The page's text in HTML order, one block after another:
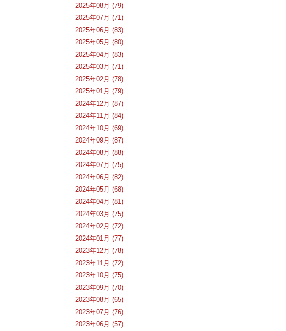
2025年08月 (79)
2025年07月 (71)
2025年06月 (83)
2025年05月 (80)
2025年04月 (83)
2025年03月 (71)
2025年02月 (78)
2025年01月 (79)
2024年12月 (87)
2024年11月 (84)
2024年10月 (69)
2024年09月 (87)
2024年08月 (88)
2024年07月 (75)
2024年06月 (82)
2024年05月 (68)
2024年04月 (81)
2024年03月 (75)
2024年02月 (72)
2024年01月 (77)
2023年12月 (78)
2023年11月 (72)
2023年10月 (75)
2023年09月 (70)
2023年08月 (65)
2023年07月 (76)
2023年06月 (57)